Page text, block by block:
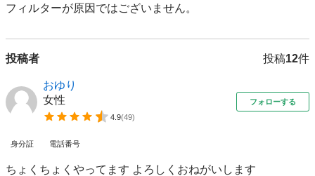
フィルターが原因ではございません。
投稿者 投稿12件
おゆり
女性
4.9(49)
フォローする
身分証 電話番号
ちょくちょくやってます よろしくおねがいします